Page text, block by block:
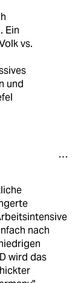
Ein
vs.
und
nach
wird das